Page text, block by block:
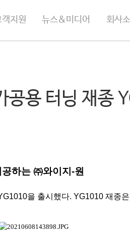
객지원 뉴스&미디어 회사
공용 터닝 재종
하는 ㈜와이지 -원
을 출시했다. YG1010재종